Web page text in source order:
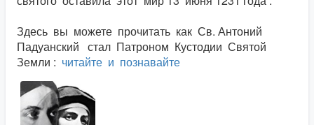
Здесь вы можете прочитать как Св. Антоний
Падуанский стал Патроном Кустодии Святой
Земли : читайте и познавайте